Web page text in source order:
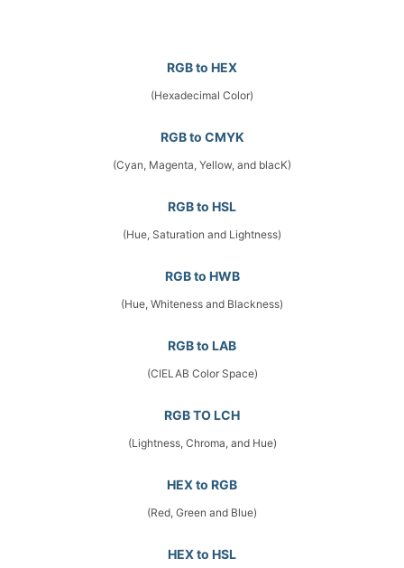
RGB to HEX
(Hexadecimal Color)
RGB to CMYK
(Cyan, Magenta, Yellow, and blacK)
RGB to HSL
(Hue, Saturation and Lightness)
RGB to HWB
(Hue, Whiteness and Blackness)
RGB to LAB
(CIELAB Color Space)
RGB TO LCH
(Lightness, Chroma, and Hue)
HEX to RGB
(Red, Green and Blue)
HEX to HSL